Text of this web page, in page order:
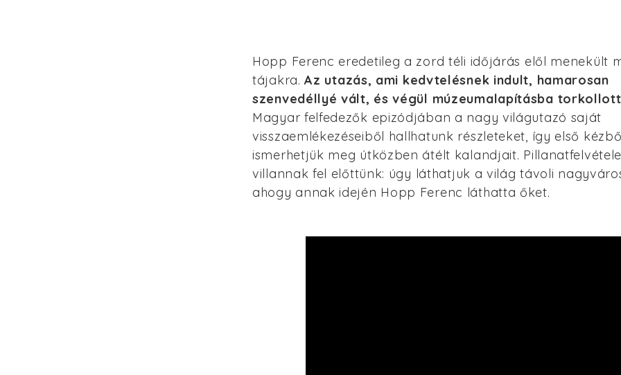
Hopp Ferenc eredetileg a zord téli időjárás elől menekült
tájakra.Az utazás, ami kedvtelésnek indult, hamarosan
szenvedéllyé vált, és végül múzeumalapításba
Magyar felfedezők epizódjában a nagy világutazó saját
visszaemlékezéseiből hallhatunk részleteket, így első
ismerhetjük meg útközben átélt kalandjait.
villannak fel előttünk: úgy láthatjuk a világ távoli
ahogy annak idején Hopp Ferenc láthatta őket.